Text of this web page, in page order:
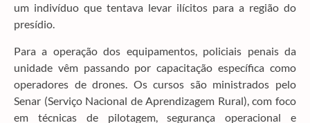
um indivíduo que tentava levar ilícitos para a região do
presídio.
Para a operação dos equipamentos, policiais penais da
unidade vêm passando por capacitação específica como
operadores de drones. Os cursos são ministrados pelo
Senar (Serviço Nacional de Aprendizagem Rural), com foco
em técnicas de pilotagem, segurança operacional e